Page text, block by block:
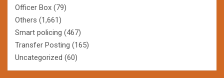
Officer Box (79)
Others (1,661)
Smart policing (467)
Transfer Posting (165)
Uncategorized (60)